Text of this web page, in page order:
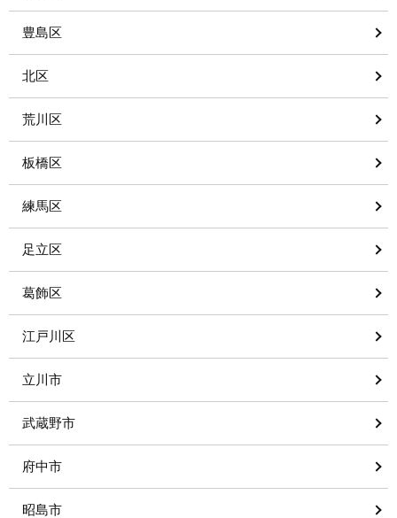
豊島区
北区
荒川区
板橋区
練馬区
足立区
葛飾区
江戸川区
立川市
武蔵野市
府中市
昭島市